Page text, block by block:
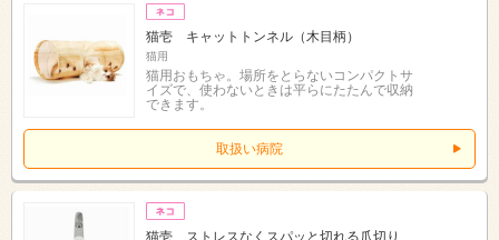
猫壱 キャットトンネル（木目柄）
猫用
猫用おもちゃ。場所をとらないコンパクトサ
イズで、使わないときは平らにたたんで収納
できます。
取扱い病院
猫壱 ストレスなくスパッと切れる爪切り